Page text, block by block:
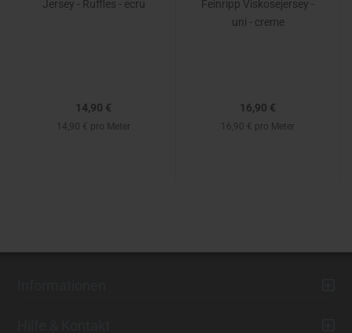
Jersey - Ruffles - ecru
14,90 €
14,90 € pro Meter
Feinripp Viskosejersey -
uni - creme
16,90 €
16,90 € pro Meter